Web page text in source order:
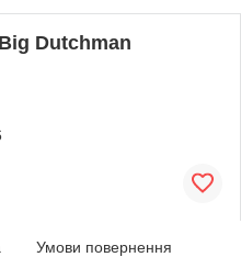
Dutchman
Умови повернення